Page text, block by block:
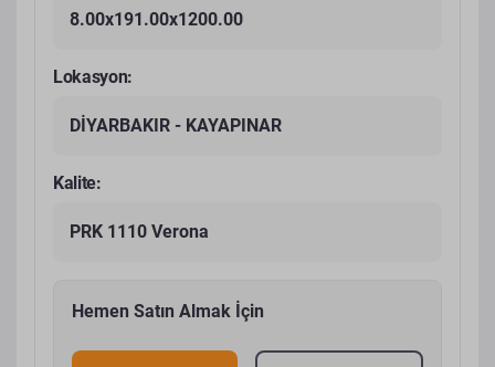
8.00x191.00x1200.00
Lokasyon:
DİYARBAKIR - KAYAPINAR
Kalite:
PRK 1110 Verona
Hemen Satın Almak İçin